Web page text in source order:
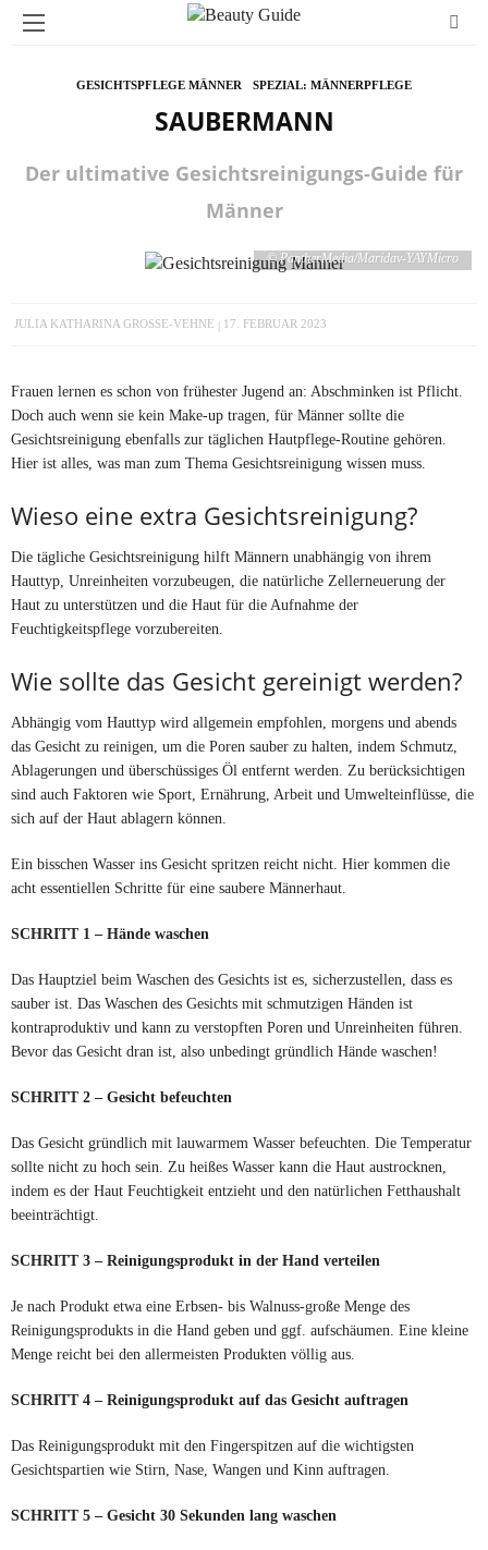
GESICHTSPFLEGE MÄNNER SPEZIAL: MÄNNERPFLEGE
SAUBERMANN
Der ultimative Gesichtsreinigungs-Guide für
Männer
© PantherMedia/Maridav-YAYMicro
JULIA KATHARINA GROSSE-VEHNE 17. FEBRUAR 2023
Frauen lernen es schon von frühester Jugend an: Abschminken ist Pflicht.
Doch auch wenn sie kein Make-up tragen, für Männer sollte die
Gesichtsreinigung ebenfalls zur täglichen Hautpflege-Routine gehören.
Hier ist alles, was man zum Thema Gesichtsreinigung wissen muss.
Wieso eine extra Gesichtsreinigung?
Die tägliche Gesichtsreinigung hilft Männern unabhängig von ihrem
Hauttyp, Unreinheiten vorzubeugen, die natürliche Zellerneuerung der
Haut zu unterstützen und die Haut für die Aufnahme der
Feuchtigkeitspflege vorzubereiten.
Wie sollte das Gesicht gereinigt werden?
Abhängig vom Hauttyp wird allgemein empfohlen, morgens und abends
das Gesicht zu reinigen, um die Poren sauber zu halten, indem Schmutz,
Ablagerungen und überschüssiges Öl entfernt werden. Zu berücksichtigen
sind auch Faktoren wie Sport, Ernährung, Arbeit und Umwelteinflüsse, die
sich auf der Haut ablagern können.
Ein bisschen Wasser ins Gesicht spritzen reicht nicht. Hier kommen die
acht essentiellen Schritte für eine saubere Männerhaut.
SCHRITT 1 – Hände waschen
Das Hauptziel beim Waschen des Gesichts ist es, sicherzustellen, dass es
sauber ist. Das Waschen des Gesichts mit schmutzigen Händen ist
kontraproduktiv und kann zu verstopften Poren und Unreinheiten führen.
Bevor das Gesicht dran ist, also unbedingt gründlich Hände waschen!
SCHRITT 2 – Gesicht befeuchten
Das Gesicht gründlich mit lauwarmem Wasser befeuchten. Die Temperatur
sollte nicht zu hoch sein. Zu heißes Wasser kann die Haut austrocknen,
indem es der Haut Feuchtigkeit entzieht und den natürlichen Fetthaushalt
beeinträchtigt.
SCHRITT 3 – Reinigungsprodukt in der Hand verteilen
Je nach Produkt etwa eine Erbsen- bis Walnuss-große Menge des
Reinigungsprodukts in die Hand geben und ggf. aufschäumen. Eine kleine
Menge reicht bei den allermeisten Produkten völlig aus.
SCHRITT 4 – Reinigungsprodukt auf das Gesicht auftragen
Das Reinigungsprodukt mit den Fingerspitzen auf die wichtigsten
Gesichtspartien wie Stirn, Nase, Wangen und Kinn auftragen.
SCHRITT 5 – Gesicht 30 Sekunden lang waschen